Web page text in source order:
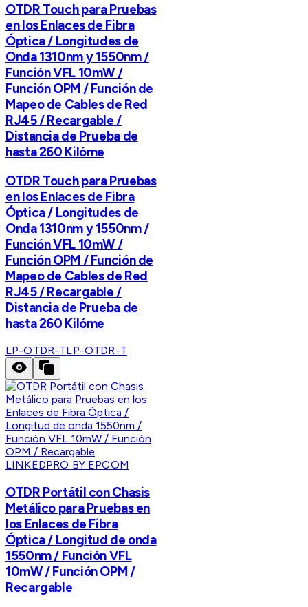
OTDR Touch para Pruebas
en los Enlaces de Fibra
Óptica / Longitudes de
Onda 1310nm y 1550nm /
Función VFL 10mW /
Función OPM / Función de
Mapeo de Cables de Red
RJ45 / Recargable /
Distancia de Prueba de
hasta 260 Kilóme
OTDR Touch para Pruebas
en los Enlaces de Fibra
Óptica / Longitudes de
Onda 1310nm y 1550nm /
Función VFL 10mW /
Función OPM / Función de
Mapeo de Cables de Red
RJ45 / Recargable /
Distancia de Prueba de
hasta 260 Kilóme
LP-OTDR-TLP-OTDR-T
LINKEDPRO BY EPCOM
OTDR Portátil con Chasis
Metálico para Pruebas en
los Enlaces de Fibra
Óptica / Longitud de onda
1550nm / Función VFL
10mW / Función OPM /
Recargable